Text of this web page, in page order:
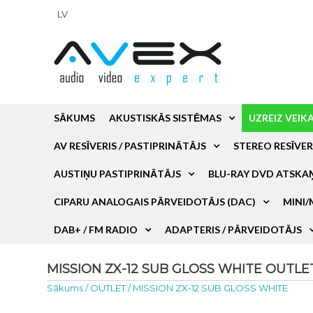
LV
SĀKUMS AKUSTISKĀS SISTĒMAS UZREIZ
AV RESĪVERIS / PASTIPRINĀTĀJS STEREO
AUSTIŅU PASTIPRINĀTĀJS BLU-RAY DVD
CIPARU ANALOGAIS PĀRVEIDOTĀJS (DAC) MINI/
DAB+ / FM RADIO ADAPTERIS / PĀRVEIDOTĀJS
MISSION ZX-12 SUB GLOSS WHITE
Sākums/OUTLET/MISSION ZX-12 SUB GLOSS WHITE